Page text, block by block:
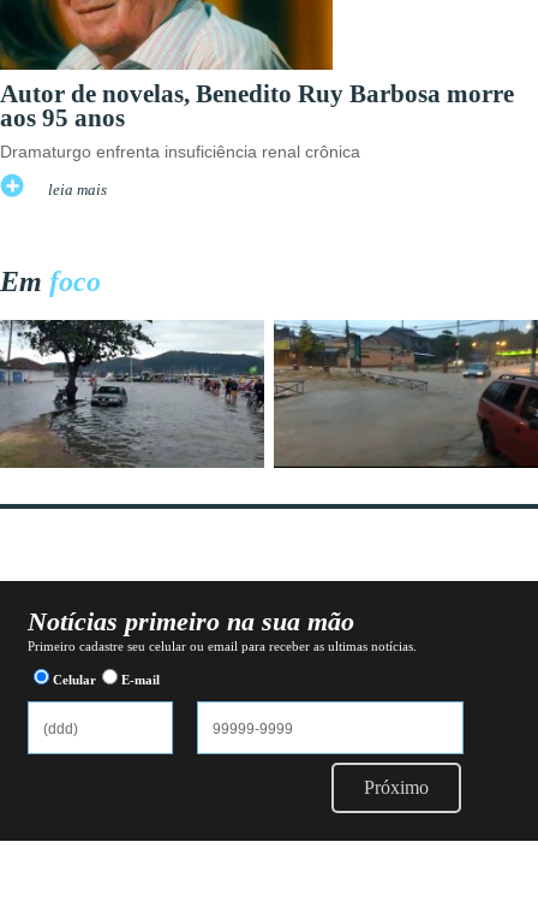
Autor de novelas, Benedito Ruy Barbosa morre
aos 95 anos
Dramaturgo enfrenta insuficiência renal crônica
leia mais
Em foco
Notícias primeiro na sua mão
Primeiro cadastre seu celular ou email para receber as ultimas notícias.
Celular E-mail
Próximo